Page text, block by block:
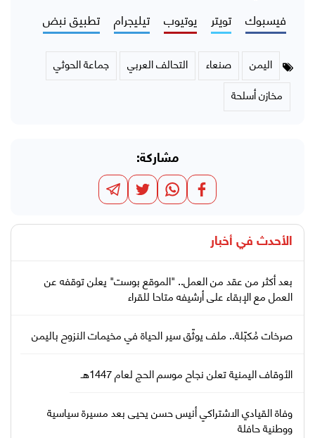
فيسبوك تويتر يوتيوب تيليجرام تطبيق نبض
اليمن صنعاء التحالف العربي
جماعة الحوثي
مخازن أسلحة
مشاركة:
الأحدث في أخبار
بعد أكثر من عقد من العمل.. "الموقع بوست" يعلن توقفه عن
العمل مع الإبقاء على أرشيفه متاحا للقراء
صرخات مُكبّلة.. ملف يوثّق سير الحياة في مخيمات النزوح باليمن
الأوقاف اليمنية تعلن نجاح موسم الحج لعام 1447هـ
وفاة القيادي الاشتراكي أنيس حسن يحيى بعد مسيرة سياسية
ووطنية حافلة